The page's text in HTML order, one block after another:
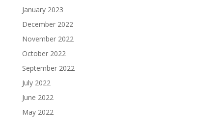
January 2023
December 2022
November 2022
October 2022
September 2022
July 2022
June 2022
May 2022